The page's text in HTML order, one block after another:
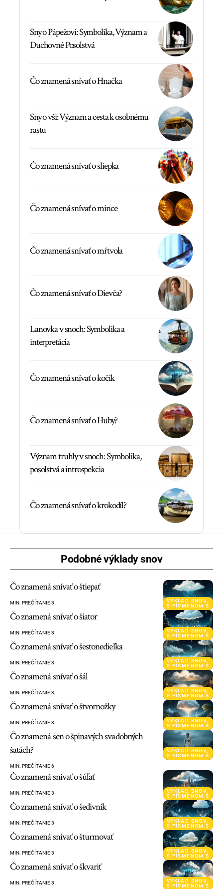
Sny o Pápežovi: Symbolika, Význam a
Duchovné Posolstvá
Čo znamená snívať o Hnačka
Sny o vši: Význam a cesta k osobnému
rastu
Čo znamená snívať o sliepka
Čo znamená snívať o mince
Čo znamená snívať o mŕtvola
Čo znamená snívať o Dievča?
Lanovka v snoch: Symbolika a
interpretácia
Čo znamená snívať o kočík
Čo znamená snívať o Huby?
Význam truhly v snoch: Symbolika,
posolstvá a introspekcia
Čo znamená snívať o krokodíl?
Podobné výklady snov
VÝKLAD SNOV
S PÍSMENOM Š
Čo znamená snívať o štiepať
MIN. PREČÍTANIE 3
VÝKLAD SNOV
S PÍSMENOM Š
Čo znamená snívať o šiator
MIN. PREČÍTANIE 3
VÝKLAD SNOV
S PÍSMENOM Š
Čo znamená snívať o šestonedieľka
MIN. PREČÍTANIE 3
VÝKLAD SNOV
S PÍSMENOM Š
Čo znamená snívať o šál
MIN. PREČÍTANIE 3
VÝKLAD SNOV
S PÍSMENOM Š
Čo znamená snívať o štvornožky
MIN. PREČÍTANIE 3
VÝKLAD SNOV
S PÍSMENOM Š
Čo znamená sen o špinavých svadobných
šatách?
MIN. PREČÍTANIE 6
VÝKLAD SNOV
S PÍSMENOM Š
Čo znamená snívať o šúľať
MIN. PREČÍTANIE 3
VÝKLAD SNOV
S PÍSMENOM Š
Čo znamená snívať o šedivník
MIN. PREČÍTANIE 3
VÝKLAD SNOV
S PÍSMENOM Š
Čo znamená snívať o šturmovať
MIN. PREČÍTANIE 3
VÝKLAD SNOV
S PÍSMENOM Š
Čo znamená snívať o škvariť
MIN. PREČÍTANIE 3